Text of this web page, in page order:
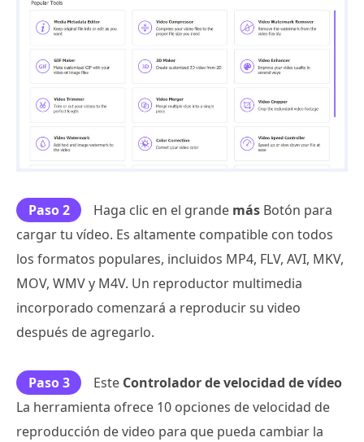
Paso 2 Haga clic en el grande más Botón para
cargar tu vídeo. Es altamente compatible con todos
los formatos populares, incluidos MP4, FLV, AVI, MKV,
MOV, WMV y M4V. Un reproductor multimedia
incorporado comenzará a reproducir su video
después de agregarlo.
Paso 3 Este Controlador de velocidad de vídeo
La herramienta ofrece 10 opciones de velocidad de
reproducción de video para que pueda cambiar la